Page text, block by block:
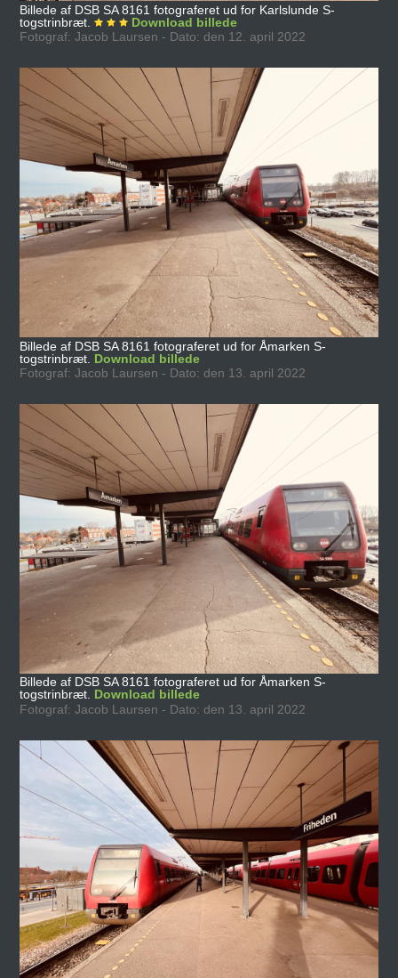
Billede af DSB SA 8161 fotograferet ud for Karlslunde S-
togstrinbræt.
Download billede
Fotograf: Jacob Laursen - Dato: den 12. april 2022
Billede af DSB SA 8161 fotograferet ud for Åmarken S-
togstrinbræt. Download billede
Fotograf: Jacob Laursen - Dato: den 13. april 2022
Billede af DSB SA 8161 fotograferet ud for Åmarken S-
togstrinbræt. Download billede
Fotograf: Jacob Laursen - Dato: den 13. april 2022